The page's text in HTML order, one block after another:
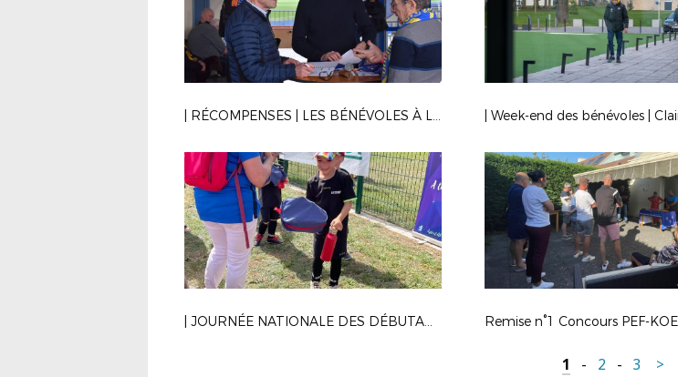
| RÉCOMPENSES | LES BÉNÉVOLES À L’HONNEUR AU STADE AUGUSTE BONAL ! | Week-end des bénévoles |
| JOURNÉE NATIONALE DES DÉBUTANTS 2022 | RETOUR EN IMAGES
1 - 2 - 3 >